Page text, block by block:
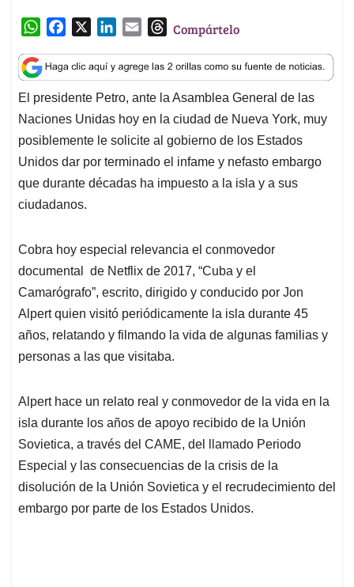
W
a
t
s
A
p
p
c
e
b
o
o
k
n
k
e
d
I
n
a
i
l
T
r
e
a
d
s
Compártelo
El presidente Petro, ante la Asamblea General de las
Naciones Unidas hoy en la ciudad de Nueva York, muy
posiblemente le solicite al gobierno de los Estados
Unidos dar por terminado el infame y nefasto embargo
que durante décadas ha impuesto a la isla y a sus
ciudadanos.
Cobra hoy especial relevancia el conmovedor
documental
de Netflix de 2017, “Cuba y el
Camarógrafo”, escrito, dirigido y conducido por Jon
Alpert quien visitó periódicamente la isla durante 45
años, relatando y filmando la vida de algunas familias y
personas a las que visitaba.
Alpert hace un relato real y conmovedor de la vida en la
isla durante los años de apoyo recibido de la Unión
Sovietica, a través del CAME, del llamado Periodo
Especial y las consecuencias de la crisis de la
disolución de la Unión Sovietica y el recrudecimiento del
embargo por parte de los Estados Unidos.